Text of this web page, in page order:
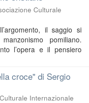
Culturale
il saggio si
pomiliano.
l’opera e il pensiero
croce" di Sergio
Internazionale